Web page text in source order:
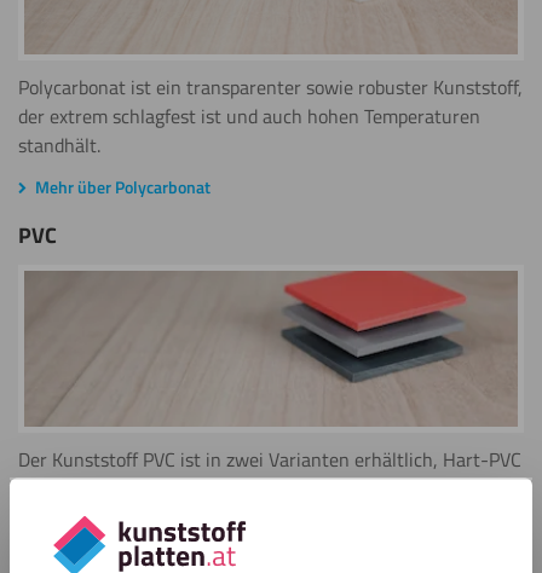
Polycarbonat ist ein transparenter sowie robuster Kunststoff,
der extrem schlagfest ist und auch hohen Temperaturen
standhält.
Mehr über Polycarbonat
PVC
Der Kunststoff PVC ist in zwei Varianten erhältlich, Hart-PVC
und geschäumtes PVC. Da das Material sehr vielseitig ist,
kann es für diverse Anwendungen genutzt werden.
Entdecken Sie jetzt alle Vorteile des Materials.